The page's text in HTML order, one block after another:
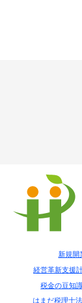
新規開
経営革新支援
税金の豆知
はまだ税理士